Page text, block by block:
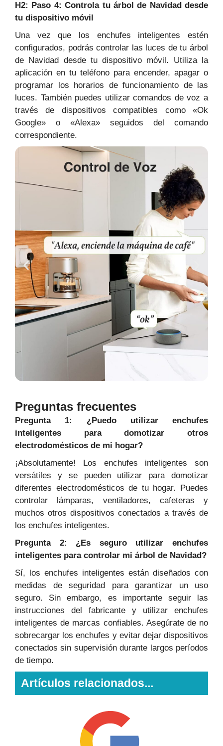
H2: Paso 4: Controla tu árbol de Navidad desde
tu dispositivo móvil
Una vez que los enchufes inteligentes estén
configurados, podrás controlar las luces de tu árbol
de Navidad desde tu dispositivo móvil. Utiliza la
aplicación en tu teléfono para encender, apagar o
programar los horarios de funcionamiento de las
luces. También puedes utilizar comandos de voz a
través de dispositivos compatibles como «Ok
Google» o «Alexa» seguidos del comando
correspondiente.
Preguntas frecuentes
Pregunta 1: ¿Puedo utilizar enchufes
inteligentes para domotizar otros
electrodomésticos de mi hogar?
¡Absolutamente! Los enchufes inteligentes son
versátiles y se pueden utilizar para domotizar
diferentes electrodomésticos de tu hogar. Puedes
controlar lámparas, ventiladores, cafeteras y
muchos otros dispositivos conectados a través de
los enchufes inteligentes.
Pregunta 2: ¿Es seguro utilizar enchufes
inteligentes para controlar mi árbol de Navidad?
Sí, los enchufes inteligentes están diseñados con
medidas de seguridad para garantizar un uso
seguro. Sin embargo, es importante seguir las
instrucciones del fabricante y utilizar enchufes
inteligentes de marcas confiables. Asegúrate de no
sobrecargar los enchufes y evitar dejar dispositivos
conectados sin supervisión durante largos períodos
de tiempo.
Artículos relacionados...